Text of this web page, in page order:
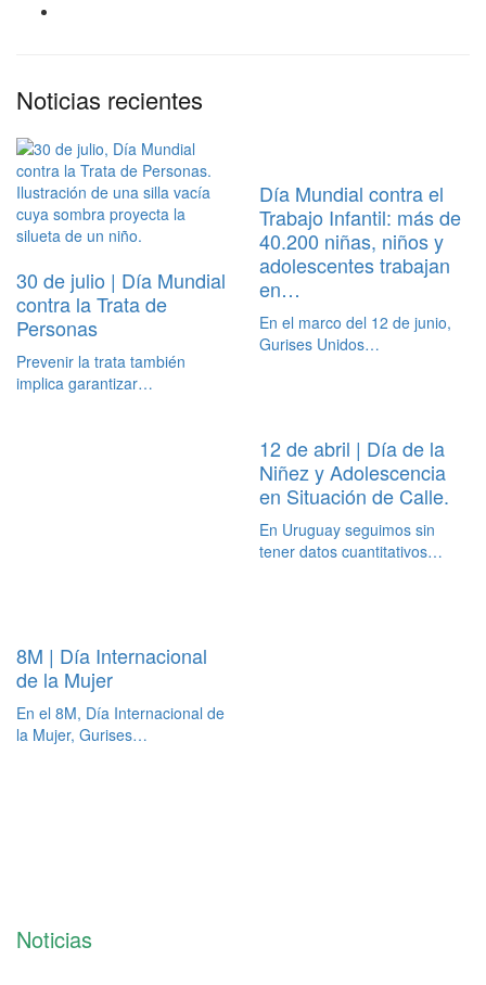
Noticias recientes
30 de julio | Día Mundial
contra la Trata de
Personas
Prevenir la trata también
implica garantizar…
Día Mundial contra el
Trabajo Infantil: más de
40.200 niñas, niños y
adolescentes trabajan
en…
En el marco del 12 de junio,
Gurises Unidos…
12 de abril | Día de la
Niñez y Adolescencia
en Situación de Calle.
En Uruguay seguimos sin
tener datos cuantitativos…
8M | Día Internacional
de la Mujer
En el 8M, Día Internacional de
la Mujer, Gurises…
Noticias